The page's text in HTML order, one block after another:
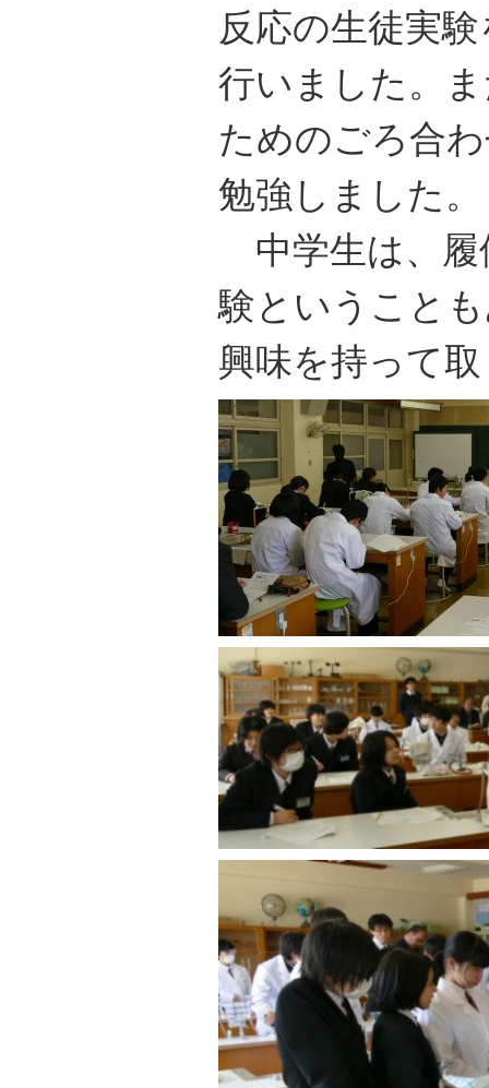
反応の生徒実
行いました。
ためのごろ合
勉強しました。
中学生は、履
験ということ
興味を持って